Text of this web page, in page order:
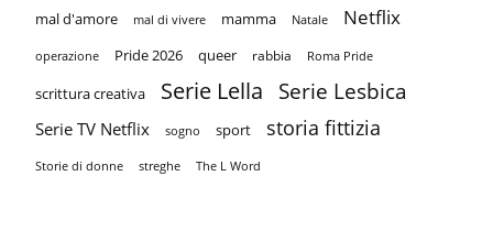
mal d'amore mal di vivere mamma Natale Netflix
operazione Pride 2026 queer rabbia Roma Pride
scrittura creativa Serie Lella Serie Lesbica
Serie TV Netflix sogno sport storia fittizia
Storie di donne streghe The L Word